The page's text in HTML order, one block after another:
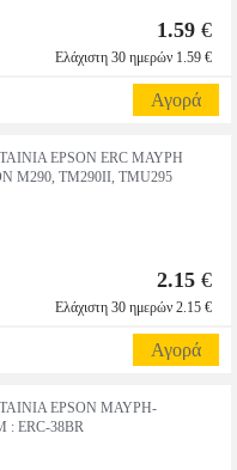
1.59 €
Ελάχιστη 30 ημερών 1.59 €
Αγορά
EPSON ERC ΜΑΥΡΗ
M290, TM290II, TMU295
2.15 €
Ελάχιστη 30 ημερών 2.15 €
Αγορά
EPSON ΜΑΥΡΗ-
ERC-38BR